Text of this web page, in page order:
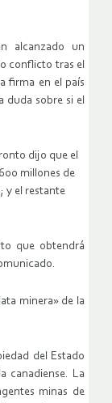
alcanzado un
conflicto tras el
firma en el país
duda sobre si el
dijo que el
millones de
y el restante
que obtendrá
minera» de la
del Estado
canadiense. La
minas de